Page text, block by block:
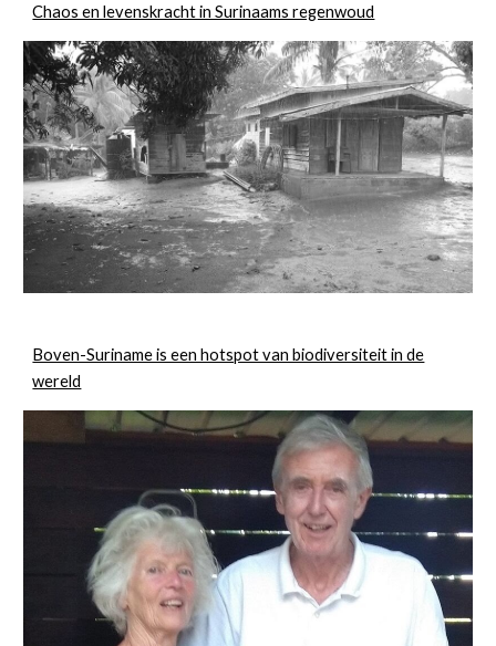
Chaos en levenskracht in Surinaams regenwoud
Boven-Suriname is een hotspot van biodiversiteit in de
wereld